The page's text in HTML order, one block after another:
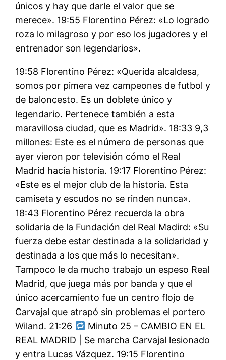
únicos y hay que darle el valor que se
merece». 19:55 Florentino Pérez: «Lo logrado
roza lo milagroso y por eso los jugadores y el
entrenador son legendarios».
19:58 Florentino Pérez: «Querida alcaldesa,
somos por pimera vez campeones de futbol y
de baloncesto. Es un doblete único y
legendario. Pertenece también a esta
maravillosa ciudad, que es Madrid». 18:33 9,3
millones: Este es el número de personas que
ayer vieron por televisión cómo el Real
Madrid hacía historia. 19:17 Florentino Pérez:
«Este es el mejor club de la historia. Esta
camiseta y escudos no se rinden nunca».
18:43 Florentino Pérez recuerda la obra
solidaria de la Fundación del Real Madird: «Su
fuerza debe estar destinada a la solidaridad y
destinada a los que más lo necesitan».
Tampoco le da mucho trabajo un espeso Real
Madrid, que juega más por banda y que el
único acercamiento fue un centro flojo de
Carvajal que atrapó sin problemas el portero
Wiland. 21:26
Minuto 25 – CAMBIO EN EL
REAL MADRID | Se marcha Carvajal lesionado
y entra Lucas Vázquez. 19:15 Florentino